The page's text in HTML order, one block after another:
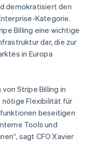
demokratisiert den
Kategorie.
Billing eine wichtige
dar, die zur
in Europa
Stripe Billing in
nötige Flexibilität für
beseitigen
Tools und
sagt CFO Xavier